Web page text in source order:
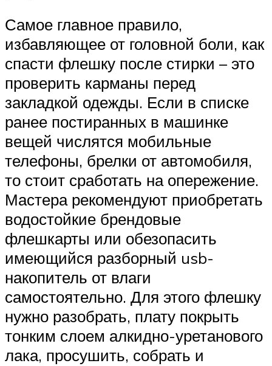
Самое главное правило,
избавляющее от головной боли, как
спасти флешку после стирки – это
проверить карманы перед
закладкой одежды. Если в списке
ранее постиранных в машинке
вещей числятся мобильные
телефоны, брелки от автомобиля,
то стоит сработать на опережение.
Мастера рекомендуют приобретать
водостойкие брендовые
флешкарты или обезопасить
имеющийся разборный usb-
накопитель от влаги
самостоятельно. Для этого флешку
нужно разобрать, плату покрыть
тонким слоем алкидно-уретанового
лака, просушить, собрать и